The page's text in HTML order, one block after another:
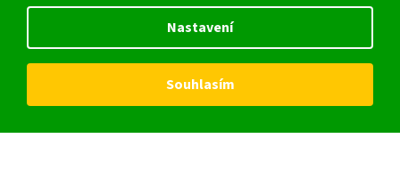
Nastavení
Souhlasím